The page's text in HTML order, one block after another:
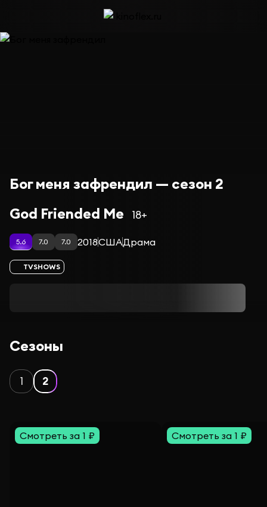
Бог меня зафрендил — сезон 2
God Friended Me
18+
5.6 7.0 7.0 2018СШАДрама
TVSHOWS
Сезоны
1 2
Смотреть за 1 ₽ Смотреть за 1 ₽